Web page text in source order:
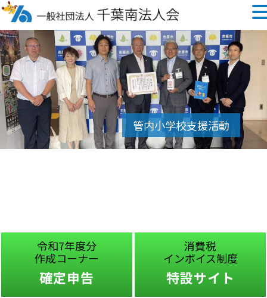
令和7年度分
作成コーナー
確定申告
消費税
インボイス制度
特設サイト